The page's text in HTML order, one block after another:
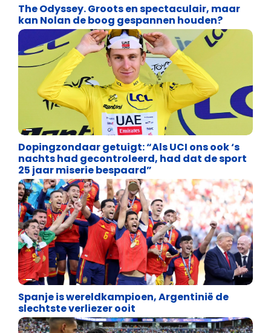
The Odyssey. Groots en spectaculair, maar
kan Nolan de boog gespannen houden?
Lifestyle
Dopingzondaar getuigt: “Als UCI ons ook ‘s
nachts had gecontroleerd, had dat de sport
25 jaar miserie bespaard”
Lifestyle
Spanje is wereldkampioen, Argentinië de
slechtste verliezer ooit